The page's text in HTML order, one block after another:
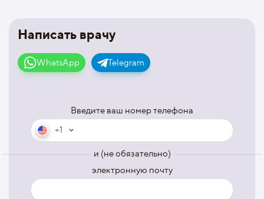
Написать врачу
WhatsApp Telegram
Введите ваш номер телефона
+1
и (не обязательно)
электронную почту